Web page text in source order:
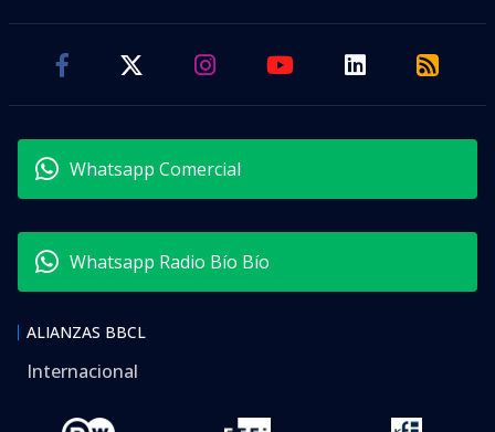
Whatsapp Comercial
Whatsapp Radio Bío Bío
ALIANZAS BBCL
Internacional